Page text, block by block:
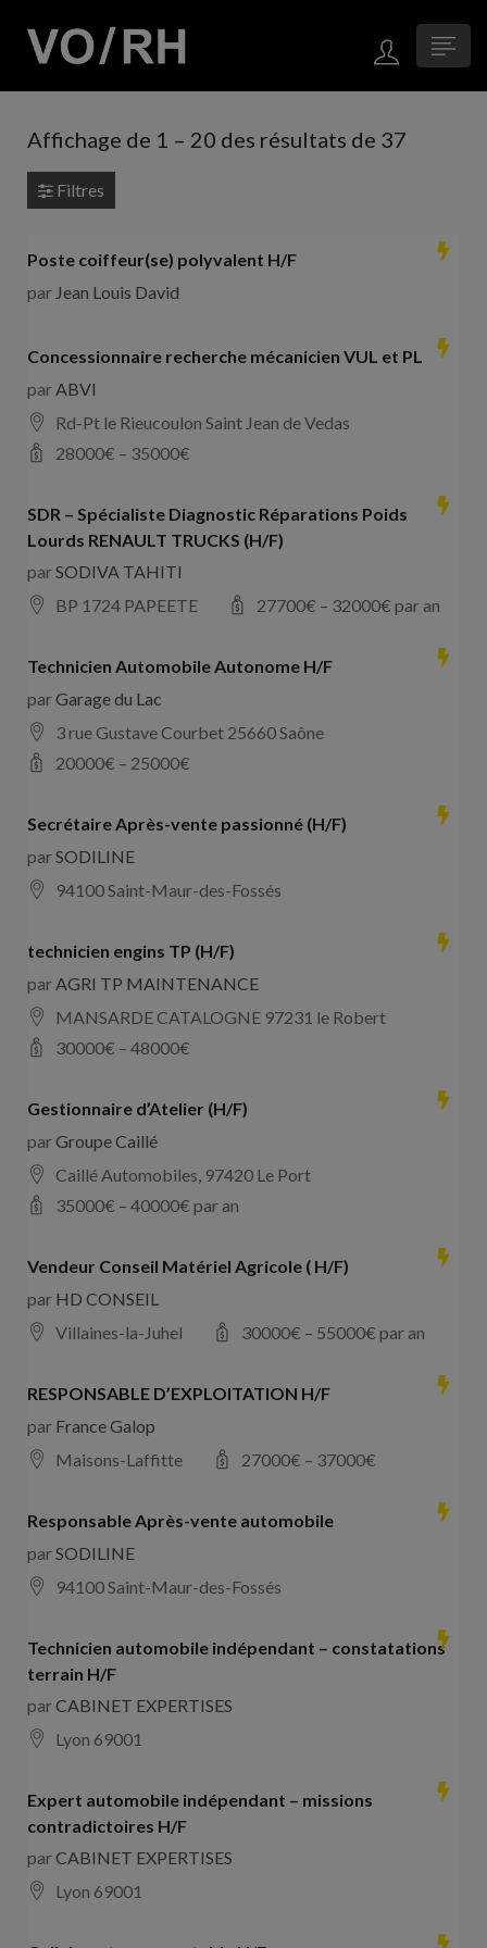
Affichage de 1 – 20 des résultats de 37
Filtres
Poste coiffeur(se) polyvalent H/F
par Jean Louis David
Concessionnaire recherche mécanicien VUL et PL
parABVI
Rd-Pt le Rieucoulon Saint Jean de Vedas
28000€ – 35000€
SDR – Spécialiste Diagnostic Réparations Poids
Lourds RENAULT TRUCKS (H/F)
parSODIVA TAHITI
BP 1724 PAPEETE
27700€ – 32000€ par an
Technicien Automobile Autonome H/F
parGarage du Lac
3 rue Gustave Courbet 25660 Saône
20000€ – 25000€
Secrétaire Après-vente passionné (H/F)
parSODILINE
94100 Saint-Maur-des-Fossés
technicien engins TP (H/F)
parAGRI TP MAINTENANCE
MANSARDE CATALOGNE 97231 le Robert
30000€ – 48000€
Gestionnaire d’Atelier (H/F)
parGroupe Caillé
Caillé Automobiles, 97420 Le Port
35000€ – 40000€ par an
Vendeur Conseil Matériel Agricole ( H/F)
par HD CONSEIL
Villaines-la-Juhel
30000€ – 55000€ par an
RESPONSABLE D’EXPLOITATION H/F
par France Galop
Maisons-Laffitte
27000€ – 37000€
Responsable Après-vente automobile
parSODILINE
94100 Saint-Maur-des-Fossés
Technicien automobile indépendant – constatations
terrain H/F
parCABINET EXPERTISES
Lyon 69001
Expert automobile indépendant – missions
contradictoires H/F
parCABINET EXPERTISES
Lyon 69001